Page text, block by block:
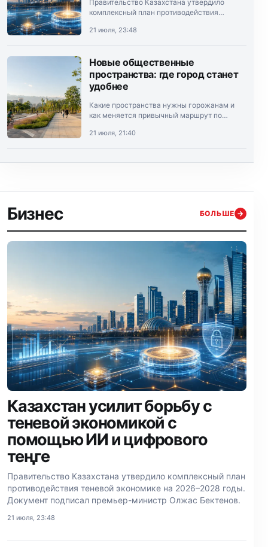
Правительство Казахстана утвердило
комплексный план противодействия
Документ подписал премьер-министр
21 июля, 23:48
Новые общественные
пространства: где город станет
удобнее
Какие пространства нужны горожанам и
как меняется привычный маршрут по
21 июля, 21:40
Бизнес БОЛЬШЕ →
Казахстан усилит борьбу с
теневой экономикой с
помощью ИИ и цифрового
теңге
Правительство Казахстана утвердило комплексный план
противодействия теневой экономике на 2026–2028 годы.
Документ подписал премьер-министр Олжас Бектенов.
21 июля, 23:48